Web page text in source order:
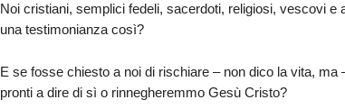
Noi cristiani, semplici fedeli, sacerdoti, religiosi, vescovi e
una testimonianza così?
E se fosse chiesto a noi di rischiare – non dico la vita,
pronti a dire di sì o rinnegheremmo Gesù Cristo?